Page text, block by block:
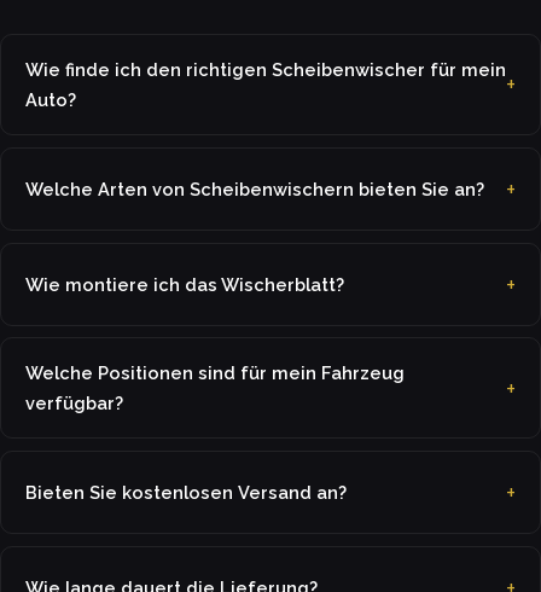
Wie finde ich den richtigen Scheibenwischer für mein
Auto?
Welche Arten von Scheibenwischern bieten Sie an?
Wie montiere ich das Wischerblatt?
Welche Positionen sind für mein Fahrzeug
verfügbar?
Bieten Sie kostenlosen Versand an?